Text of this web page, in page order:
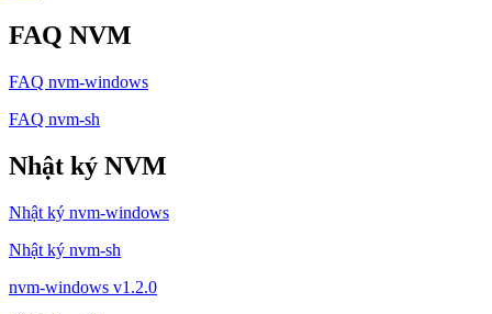
FAQ NVM
FAQ nvm-windows
FAQ nvm-sh
Nhật ký NVM
Nhật ký nvm-windows
Nhật ký nvm-sh
nvm-windows v1.2.0